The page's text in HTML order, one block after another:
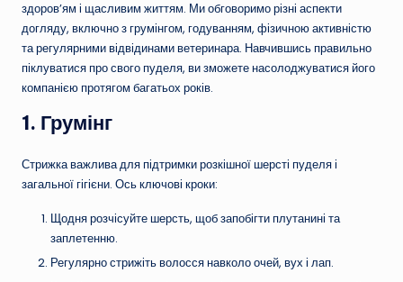
здоров’ям і щасливим життям. Ми обговоримо різні аспекти
догляду, включно з грумінгом, годуванням, фізичною активністю
та регулярними відвідинами ветеринара. Навчившись правильно
піклуватися про свого пуделя, ви зможете насолоджуватися його
компанією протягом багатьох років.
1. Грумінг
Стрижка важлива для підтримки розкішної шерсті пуделя і
загальної гігієни. Ось ключові кроки:
Щодня розчісуйте шерсть, щоб запобігти плутанині та
заплетенню.
Регулярно стрижіть волосся навколо очей, вух і лап.